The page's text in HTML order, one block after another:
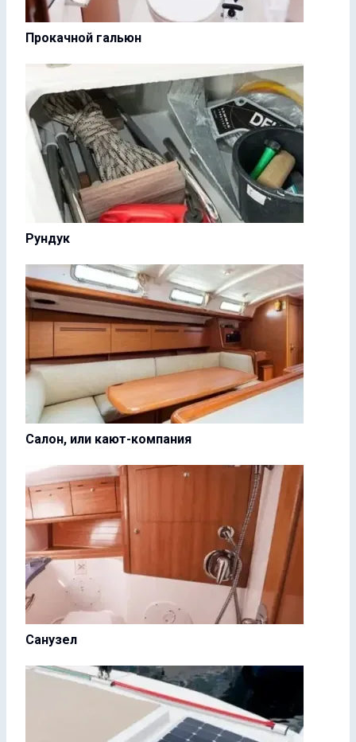
Прокачной гальюн
Рундук
Салон, или кают-компания
Санузел